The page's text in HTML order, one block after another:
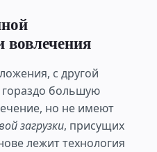
вовлечения
с другой
большую
но не имеют
загрузки, присущих
лежит технология